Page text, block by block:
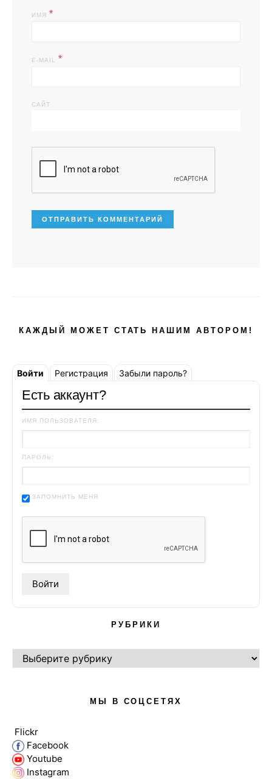
ИМЯ *
E-MAIL *
САЙТ
КАЖДЫЙ МОЖЕТ СТАТЬ НАШИМ АВТОРОМ!
Войти Регистрация Забыли пароль?
Есть аккаунт?
ИМЯ ПОЛЬЗОВАТЕЛЯ:
ПАРОЛЬ:
ЗАПОМНИТЬ МЕНЯ
РУБРИКИ
РУБРИКИ
МЫ В СОЦСЕТЯХ
Flickr
Facebook
Youtube
Instagram